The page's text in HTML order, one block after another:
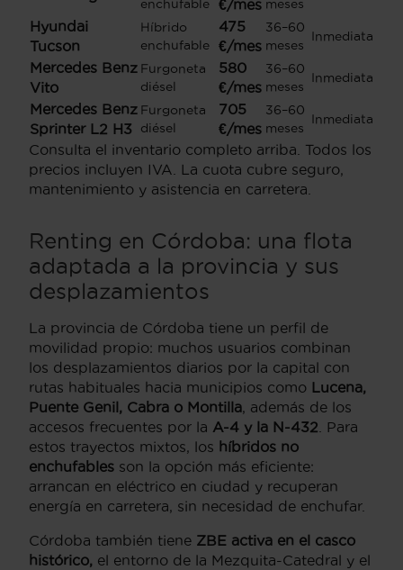
enchufable €/mes meses
Hyundai
Tucson
Híbrido
enchufable
475
€/mes
36–60
meses
Inmediata
Mercedes Benz
Vito
Furgoneta
diésel
580
€/mes
36–60
meses
Inmediata
Mercedes Benz
Sprinter L2 H3
Furgoneta
diésel
705
€/mes
36–60
meses
Inmediata
Consulta el inventario completo arriba. Todos los
precios incluyen IVA. La cuota cubre seguro,
mantenimiento y asistencia en carretera.
Renting en Córdoba: una flota
adaptada a la provincia y sus
desplazamientos
La provincia de Córdoba tiene un perfil de
movilidad propio: muchos usuarios combinan
los desplazamientos diarios por la capital con
rutas habituales hacia municipios como Lucena,
Puente Genil, Cabra o Montilla, además de los
accesos frecuentes por la A-4 y la N-432 . Para
estos trayectos mixtos, los híbridos no
enchufables son la opción más eficiente:
arrancan en eléctrico en ciudad y recuperan
energía en carretera, sin necesidad de enchufar.
Córdoba también tiene ZBE activa en el casco
histórico, el entorno de la Mezquita-Catedral y el